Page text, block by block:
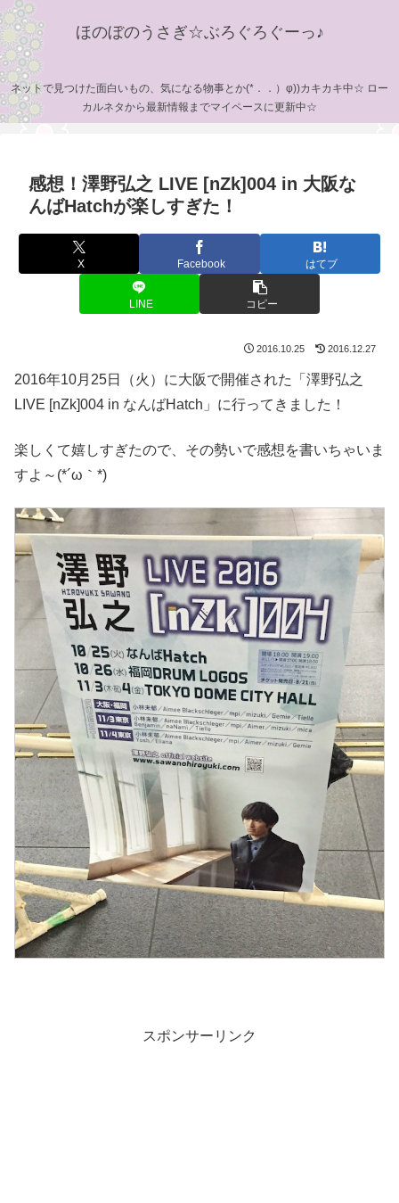
ほのぼのうさぎ☆ぶろぐろぐーっ♪
ネットで見つけた面白いもの、気になる物事とか(*．．）φ))カキカキ中☆ ロー
カルネタから最新情報までマイペースに更新中☆
感想！澤野弘之 LIVE [nZk]004 in 大阪な
んばHatchが楽しすぎた！
X Facebook はてブ
LINE コピー
2016.10.25 2016.12.27
2016年10月25日（火）に大阪で開催された「澤野弘之
LIVE [nZk]004 in なんばHatch」に行ってきました！
楽しくて嬉しすぎたので、その勢いで感想を書いちゃいま
すよ～(*´ω｀*)
スポンサーリンク